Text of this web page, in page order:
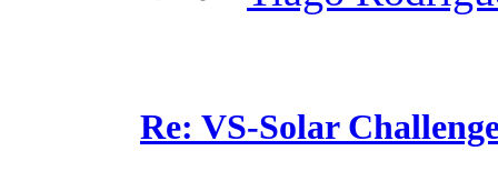
Re: VS-Solar